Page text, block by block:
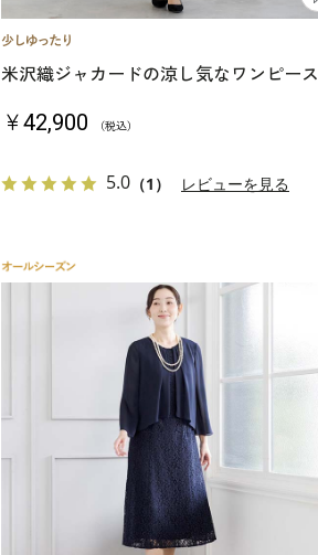
米沢織ジャカードの涼し気なワンピース
￥42,900 （税込）
5.0（1） レビューを見る